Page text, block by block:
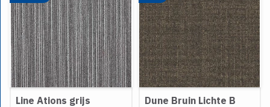
Line Ations grijs
Dune Bruin Lichte B